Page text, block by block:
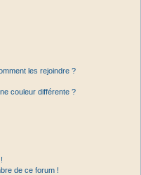
les rejoindre ?
couleur différente ?
de ce forum !